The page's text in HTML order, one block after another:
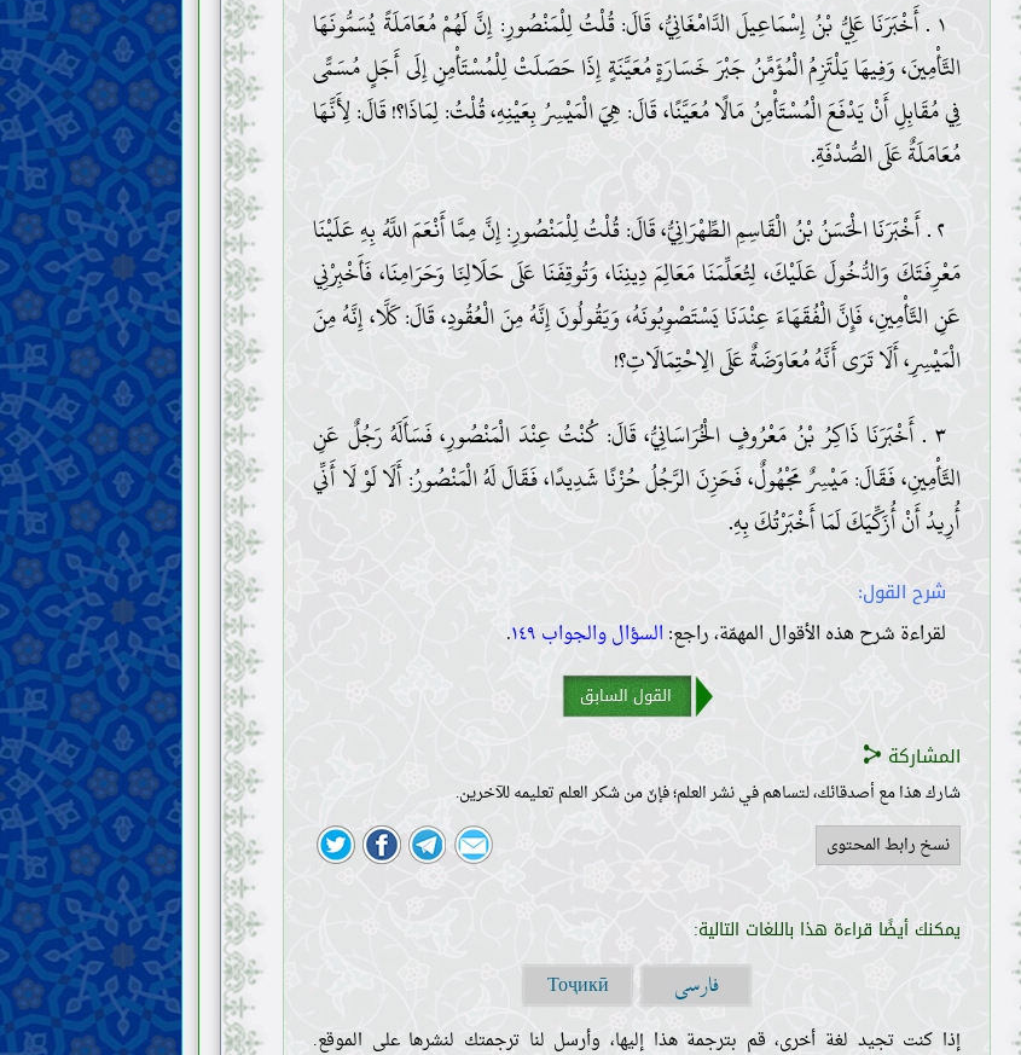
١ . أَخْبَرَنَا عَلِيُّ بْنُ إِسْمَاعِيلَ الدَّامْغَانِيُّ، قَالَ: قُلْتُ لِلْمَنْصُورِ: إِنَّ لَهُمْ مُعَامَلَةً يُسَمُّونَهَا
التَّأْمِينَ، وَفِيهَا يَلْتَزِمُ الْمُؤَمِّنُ جَبْرَ خَسَارَةٍ مُعَيَّنَةٍ إِذَا حَصَلَتْ لِلْمُسْتَأْمِنِ إِلَى أَجَلٍ مُسَمًّى
فِي مُقَابِلِ أَنْ يَدْفَعَ الْمُسْتَأْمِنُ مَالًا مُعَيَّنًا، قَالَ: هِيَ الْمَيْسِرُ بِعَيْنِهِ، قُلْتُ: لِمَاذَا؟! قَالَ: لِأَنَّهَا
مُعَامَلَةٌ عَلَى الصُّدْفَةِ.
٢ . أَخْبَرَنَا الْحَسَنُ بْنُ الْقَاسِمِ الطِّهْرَانِيُّ، قَالَ: قُلْتُ لِلْمَنْصُورِ: إِنَّ مِمَّا أَنْعَمَ اللَّهُ بِهِ عَلَيْنَا
مَعْرِفَتَكَ وَالدُّخُولَ عَلَيْكَ، لِتُعَلِّمَنَا مَعَالِمَ دِينِنَا، وَتُوقِفَنَا عَلَى حَلَالِنَا وَحَرَامِنَا، فَأَخْبِرْنِي
عَنِ التَّأْمِينِ، فَإِنَّ الْفُقَهَاءَ عِنْدَنَا يَسْتَصْوِبُونَهُ، وَيَقُولُونَ إِنَّهُ مِنَ الْعُقُودِ، قَالَ: كَلَّا، إِنَّهُ مِنَ
الْمَيْسِرِ، أَلَا تَرَى أَنَّهُ مُعَاوَضَةٌ عَلَى الِاحْتِمَالَاتِ؟!
٣ . أَخْبَرَنَا ذَاكِرُ بْنُ مَعْرُوفٍ الْخُرَاسَانِيُّ، قَالَ: كُنْتُ عِنْدَ الْمَنْصُورِ، فَسَأَلَهُ رَجُلٌ عَنِ
التَّأْمِينِ، فَقَالَ: مَيْسِرٌ مَجْهُولٌ، فَحَزِنَ الرَّجُلُ حُزْنًا شَدِيدًا، فَقَالَ لَهُ الْمَنْصُورُ: أَلَا لَوْ لَا أَنِّي
أُرِيدُ أَنْ أُزَكِّيَكَ لَمَا أَخْبَرْتُكَ بِهِ.
شرح القول:
لقراءة شرح هذه الأقوال المهمّة، راجع: السؤال والجواب ١٤٩ .
القول السابق
المشاركة
شارك هذا مع أصدقائك، لتساهم في نشر العلم؛ فإنّ من شكر العلم تعليمه للآخرين.
نسخ رابط المحتوى
يمكنك أيضًا قراءة هذا باللغات التالية:
فارسی Тоҷикӣ
إذا كنت تجيد لغة أخرى، قم بترجمة هذا إليها، وأرسل لنا ترجمتك لنشرها على الموقع.